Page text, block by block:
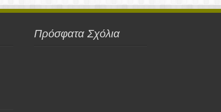
Πρόσφατα Σχόλια